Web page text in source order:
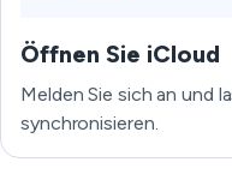
Öffnen Sie iCloud
Melden Sie sich an und
synchronisieren.